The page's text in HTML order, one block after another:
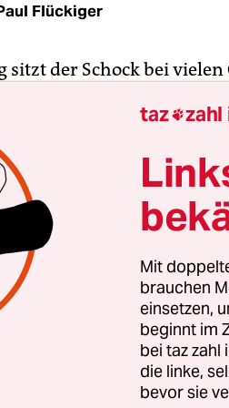
Flückiger
sitzt der Schock bei
Alexander
mehr. Sicherheitskräfte
kam möglicherweise eine
wurde laut der
die Oppositionsführerin
in Zivilkleidern und
Scheiben gezerrt.
dem
Mitglieder
taz zahl
Mit
brauchen
einsetzen,
beginnt im
bei taz zahl
die linke,
bevor sie